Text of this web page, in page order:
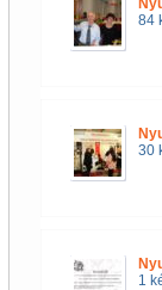
84
30
1